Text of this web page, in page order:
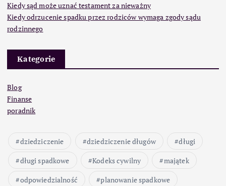
Kiedy sąd może uznać testament za nieważny
Kiedy odrzucenie spadku przez rodziców wymaga zgody sądu
rodzinnego
Kategorie
Blog
Finanse
poradnik
dziedziczenie dziedziczenie długów
długi
długi spadkowe
Kodeks cywilny
majątek
odpowiedzialność
planowanie spadkowe